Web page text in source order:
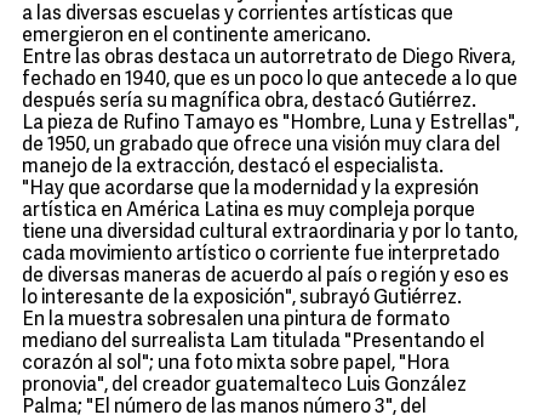
a las diversas escuelas y corrientes artísticas que
emergieron en el continente americano.
Entre las obras destaca un autorretrato de Diego Rivera,
fechado en 1940, que es un poco lo que antecede a lo que
después sería su magnífica obra, destacó Gutiérrez.
La pieza de Rufino Tamayo es "Hombre, Luna y Estrellas",
de 1950, un grabado que ofrece una visión muy clara del
manejo de la extracción, destacó el especialista.
"Hay que acordarse que la modernidad y la expresión
artística en América Latina es muy compleja porque
tiene una diversidad cultural extraordinaria y por lo tanto,
cada movimiento artístico o corriente fue interpretado
de diversas maneras de acuerdo al país o región y eso es
lo interesante de la exposición", subrayó Gutiérrez.
En la muestra sobresalen una pintura de formato
mediano del surrealista Lam titulada "Presentando el
corazón al sol"; una foto mixta sobre papel, "Hora
pronovia", del creador guatemalteco Luis González
Palma; "El número de las manos número 3", del